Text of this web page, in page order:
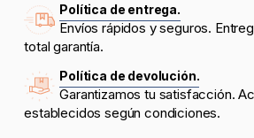
Política de entrega.
Envíos rápidos y seguros.
total garantía.
Política de devolución.
Garantizamos tu satisfacción.
establecidos según condiciones.